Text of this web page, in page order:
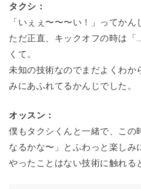
タクシ：
「いぇぇ〜〜〜い！」ってかん
ただ正直、キックオフの時は
くて。
未知の技術なのでまだよくわか
みにあふれてるかんじでした。
オッスン：
僕もタクシくんと一緒で、この
なるかな〜」とふわっと楽しみ
やったことはない技術に触れる